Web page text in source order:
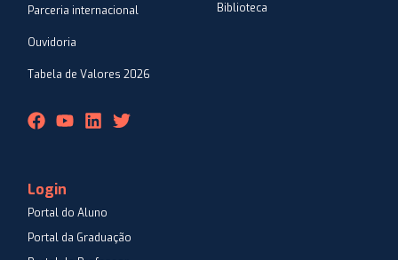
Parceria internacional
Ouvidoria
Tabela de Valores 2026
Biblioteca
Login
Portal do Aluno
Portal da Graduação